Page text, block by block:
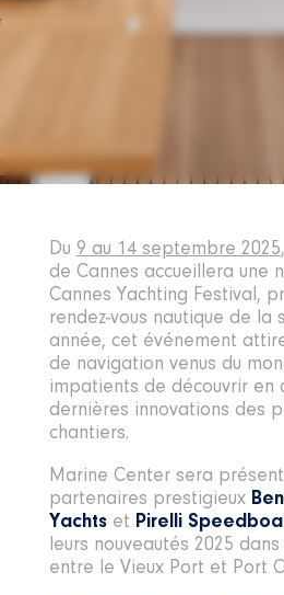
Du 9 au 14 septembre 2025
de Cannes accueillera une
Cannes Yachting Festival,
rendez-vous nautique de la
année, cet événement
de navigation venus du
impatients de découvrir en
dernières innovations des
chantiers.
Marine Center sera
partenaires prestigieux
Yachtset Pirelli
leurs nouveautés 2025
entre le Vieux Port et Port